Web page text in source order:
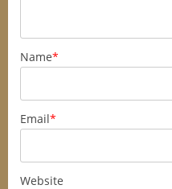
Name*
Email*
Website